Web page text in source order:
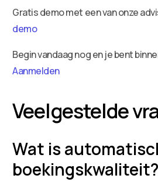
Gratis demo met een van onze
demo
Begin vandaag nog en je bent
Aanmelden
Veelgestelde
Wat is
boekingskwaliteit?